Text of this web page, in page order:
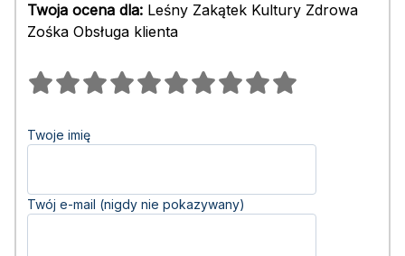
Twoja ocena dla: Leśny Zakątek Kultury Zdrowa
Zośka Obsługa klienta
Twoje imię
Twój e-mail (nigdy nie pokazywany)